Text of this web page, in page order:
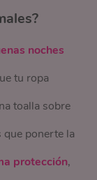
noches
tu ropa
toalla sobre
ponerte la
protección,